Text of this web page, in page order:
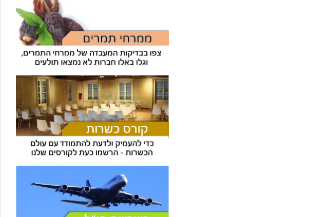
עוזר הכשרות של כושרות
בדיקת חרקים
חרקים בפירות, ירקות וקטניות